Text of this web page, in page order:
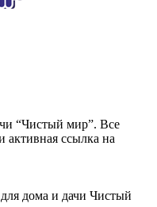
“Чистый мир”. Все
ссылка на
дома и дачи Чистый